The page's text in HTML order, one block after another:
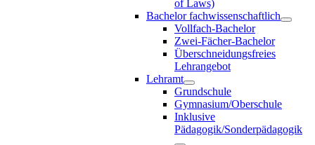
of Laws)
Bachelor fachwissenschaftlich
Vollfach-Bachelor
Zwei-Fächer-Bachelor
Überschneidungsfreies
Lehrangebot
Lehramt
Grundschule
Gymnasium/Oberschule
Inklusive
Pädagogik/Sonderpädagogik